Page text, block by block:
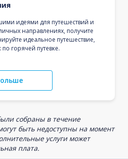
идеями для путешествий и
направлениях, получите
идеальное путешествие,
горячей путевке.
собраны в течение
быть недоступны на момент
услуги может
плата.